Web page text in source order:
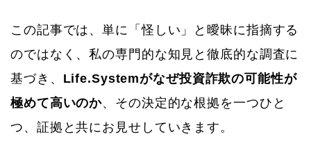
この記事では、単に「怪しい」と曖昧に指摘する
のではなく、私の専門的な知見と徹底的な調査に
基づき、 Life.Systemがなぜ投資詐欺の可能性が
極めて高いのか、その決定的な根拠を一つひと
つ、証拠と共にお見せしていきます。